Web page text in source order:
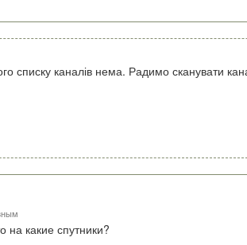
списку каналів нема. Радимо сканувати
на какие спутники?